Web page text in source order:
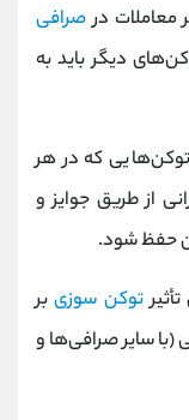
معاملات درصرافی
دیگر باید به
که در هر
از طریق جوایز و
حفظ شود.
توکن سوزیبر
(با سایر صرافی‌ها و